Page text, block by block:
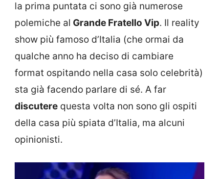
la prima puntata ci sono già numerose
polemiche al Grande Fratello Vip. Il reality
show più famoso d’Italia (che ormai da
qualche anno ha deciso di cambiare
format ospitando nella casa solo celebrità)
sta già facendo parlare di sé. A far
discutere questa volta non sono gli ospiti
della casa più spiata d’Italia, ma alcuni
opinionisti.